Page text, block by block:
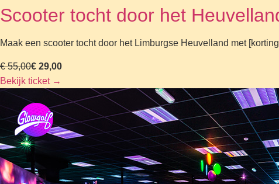
Scooter tocht door het
Maak een scooter tocht door het Limburgse Heuvelland met
€ 55,00€ 29,00
Bekijk ticket →